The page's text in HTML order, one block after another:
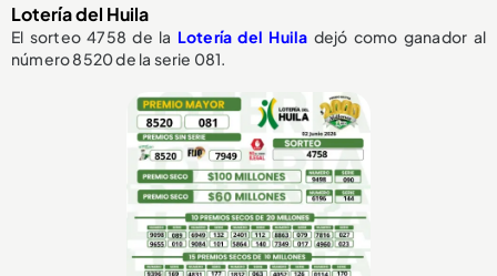
Lotería del Huila
El sorteo 4758 de la Lotería del Huila dejó como ganador al
número 8520 de la serie 081.